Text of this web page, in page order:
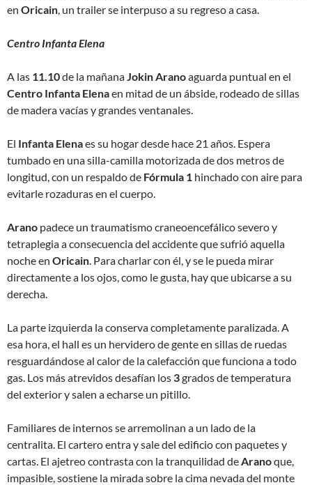
en Oricain, un trailer se interpuso a su regreso a casa.
Centro Infanta Elena
A las 11.10de la mañanaJokin Aranoaguarda puntual en el
Centro Infanta Elenaen mitad de un ábside, rodeado de sillas
de madera vacías y grandes ventanales.
El Infanta Elenaes su hogar desde hace 21 años. Espera
tumbado en una silla-camilla motorizada de dos metros de
longitud, con un respaldo de Fórmula 1 hinchado con aire para
evitarle rozaduras en el cuerpo.
Arano padece un traumatismo craneoencefálico severo y
tetraplegia a consecuencia del accidente que sufrió aquella
noche en Oricain. Para charlar con él, y se le pueda mirar
directamente a los ojos, como le gusta, hay que ubicarse a su
derecha.
La parte izquierda la conserva completamente paralizada. A
esa hora, el hall es un hervidero de gente en sillas de ruedas
resguardándose al calor de la calefacción que funciona a todo
gas. Los más atrevidos desafían los 3grados de temperatura
del exterior y salen a echarse un pitillo.
Familiares de internos se arremolinan a un lado de la
centralita. El cartero entra y sale del edificio con paquetes y
cartas. El ajetreo contrasta con la tranquilidad deAranoque,
impasible, sostiene la mirada sobre la cima nevada del monte